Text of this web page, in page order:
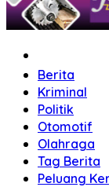
Berita
Kriminal
Politik
Otomotif
Olahraga
Tag Berita
Peluang